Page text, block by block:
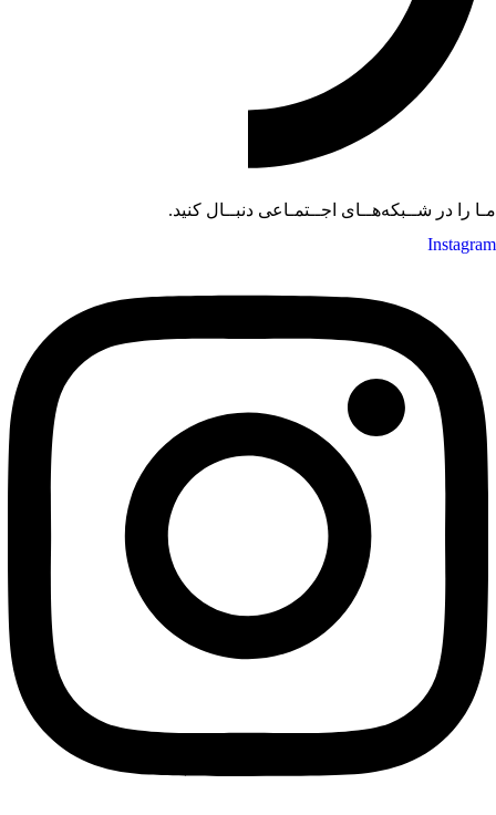
مـا را در شــبکه‌هــای اجــتمـاعی دنبــال کنید.
Instagram